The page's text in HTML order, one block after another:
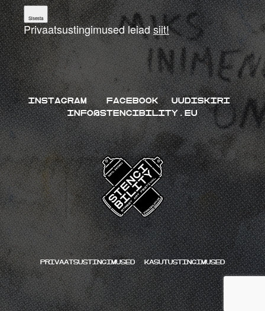
Privaatsustingimusedleiadsiit!
INSTAGRAM FACEBOOK
UUDISKIRI
INFO@STENCIBILITY.EU
Privaatsustingimused kasutustingimused